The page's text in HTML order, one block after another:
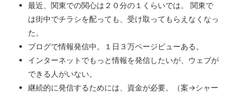
最近、関東での関心は２０分の１くらいでは。 関東で
は街中でチラシを配っても、受け取ってもらえなくなっ
た。
ブログで情報発信中。１日３万ページビューある。
インターネットでもっと情報を発信したいが、ウェブが
できる人がいない。
継続的に発信するためには、資金が必要。（案→シャー